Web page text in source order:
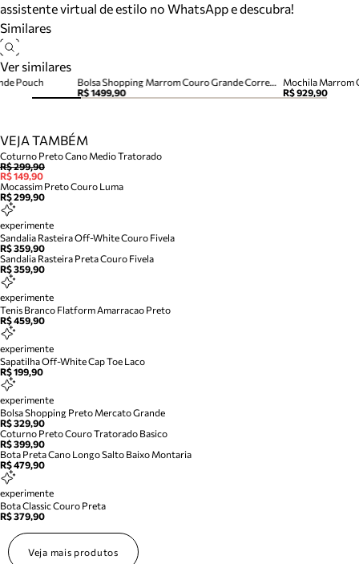
assistente virtual de estilo no WhatsApp e descubra!
Similares
Ver similares
Bolsa Shopping Marrom Couro Grande Corrente
R$ 1499,90
Mochila Marrom
R$ 929,90
Pouch
VEJA TAMBÉM
Coturno Preto Cano Medio Tratorado
R$ 299,90
R$ 149,90
Mocassim Preto Couro Luma
R$ 299,90
experimente
Sandalia Rasteira Off-White Couro Fivela
R$ 359,90
Sandalia Rasteira Preta Couro Fivela
R$ 359,90
experimente
Tenis Branco Flatform Amarracao Preto
R$ 459,90
experimente
Sapatilha Off-White Cap Toe Laco
R$ 199,90
experimente
Bolsa Shopping Preto Mercato Grande
R$ 329,90
Coturno Preto Couro Tratorado Basico
R$ 399,90
Bota Preta Cano Longo Salto Baixo Montaria
R$ 479,90
experimente
Bota Classic Couro Preta
R$ 379,90
Veja mais produtos